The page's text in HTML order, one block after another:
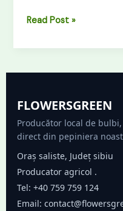
Read Post »
FLOWERSGREEN
Producător local de
direct din pepiniera
Oraș saliste, Județ sibiu
Producator agricol .
Tel: +40 759 759 124
Email: